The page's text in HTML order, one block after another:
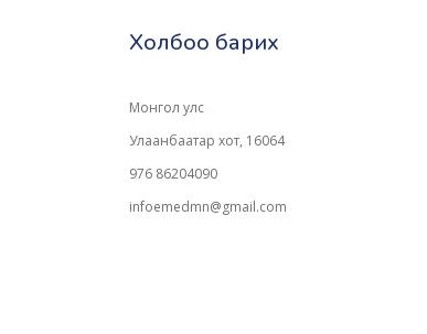
Холбоо барих
Монгол улс
Улаанбаатар хот, 16064
976 86204090
infoemedmn@gmail.com